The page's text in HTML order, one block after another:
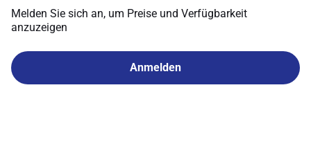
Melden Sie sich an, um Preise und Verfügbarkeit
anzuzeigen
Anmelden